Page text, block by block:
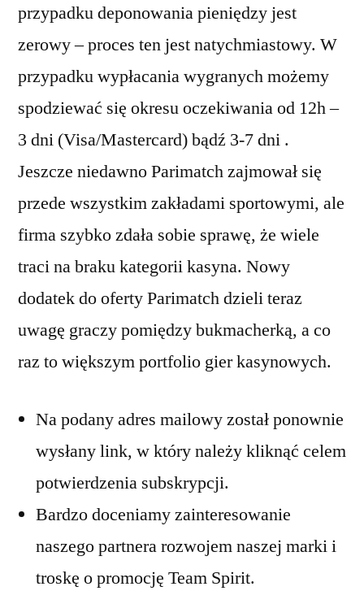
przypadku deponowania pieniędzy jest
zerowy – proces ten jest natychmiastowy. W
przypadku wypłacania wygranych możemy
spodziewać się okresu oczekiwania od 12h –
3 dni (Visa/Mastercard) bądź 3-7 dni .
Jeszcze niedawno Parimatch zajmował się
przede wszystkim zakładami sportowymi, ale
firma szybko zdała sobie sprawę, że wiele
traci na braku kategorii kasyna. Nowy
dodatek do oferty Parimatch dzieli teraz
uwagę graczy pomiędzy bukmacherką, a co
raz to większym portfolio gier kasynowych.
Na podany adres mailowy został ponownie
wysłany link, w który należy kliknąć celem
potwierdzenia subskrypcji.
Bardzo doceniamy zainteresowanie
naszego partnera rozwojem naszej marki i
troskę o promocję Team Spirit.